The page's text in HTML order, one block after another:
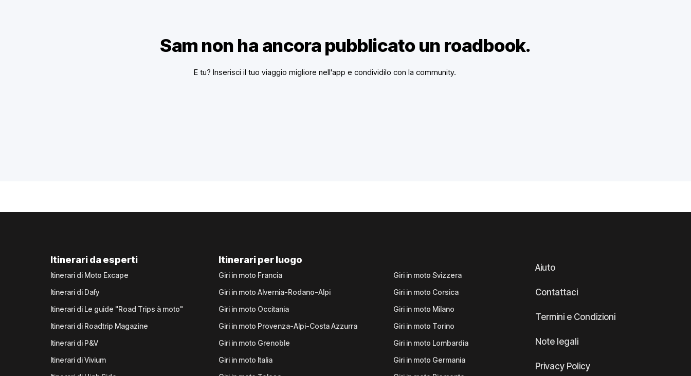
Sam non ha ancora pubblicato un roadbook.
E tu? Inserisci il tuo viaggio migliore nell'app e condividilo con la community.
Itinerari da esperti
Itinerari di Moto Excape
Itinerari di Dafy
Itinerari di Le guide "Road Trips à moto"
Itinerari di Roadtrip Magazine
Itinerari di P&V
Itinerari di Vivium
Itinerari per luogo
Giri in moto Francia
Giri in moto Alvernia-Rodano-Alpi
Giri in moto Occitania
Giri in moto Provenza-Alpi-Costa Azzurra
Giri in moto Grenoble
Giri in moto Italia
Giri in moto Svizzera
Giri in moto Corsica
Giri in moto Milano
Giri in moto Torino
Giri in moto Lombardia
Giri in moto Germania
Aiuto
Contattaci
Termini e Condizioni
Note legali
Privacy Policy